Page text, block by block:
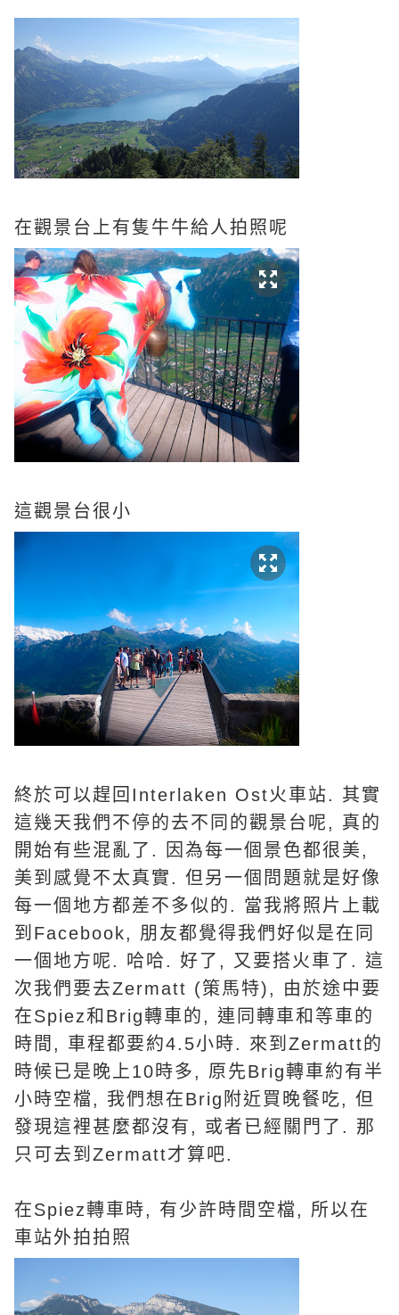
在觀景台上有隻牛牛給人拍照呢
這觀景台很小
終於可以趕回Interlaken Ost火車站. 其實
這幾天我們不停的去不同的觀景台呢, 真的
開始有些混亂了. 因為每一個景色都很美,
美到感覺不太真實. 但另一個問題就是好像
每一個地方都差不多似的. 當我將照片上載
到Facebook, 朋友都覺得我們好似是在同
一個地方呢. 哈哈. 好了, 又要搭火車了. 這
次我們要去Zermatt (策馬特), 由於途中要
在Spiez和Brig轉車的, 連同轉車和等車的
時間, 車程都要約4.5小時. 來到Zermatt的
時候已是晚上10時多, 原先Brig轉車約有半
小時空檔, 我們想在Brig附近買晚餐吃, 但
發現這裡甚麼都沒有, 或者已經關門了. 那
只可去到Zermatt才算吧.
在Spiez轉車時, 有少許時間空檔, 所以在
車站外拍拍照